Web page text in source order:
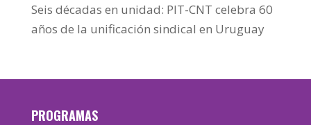
Seis décadas en unidad: PIT-CNT celebra 60
años de la unificación sindical en Uruguay
PROGRAMAS